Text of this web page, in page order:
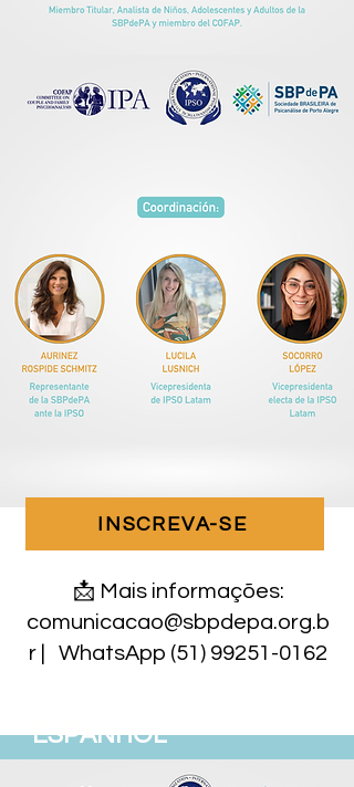
INSCREVA-SE
​📩 Mais informações:
comunicacao@sbpdepa.org.b
r | WhatsApp (51) 99251-0162
ESPANHOL